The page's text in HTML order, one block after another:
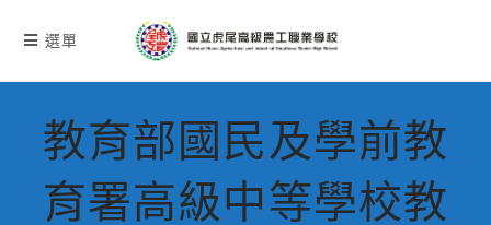
選單
教育部國民及學前教
育署高級中等學校教